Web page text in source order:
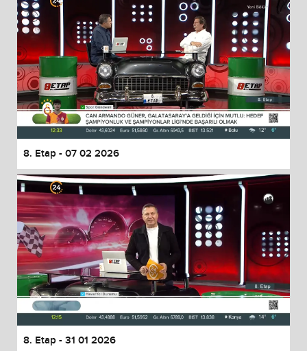
8. Etap - 07 02 2026
8. Etap - 31 01 2026